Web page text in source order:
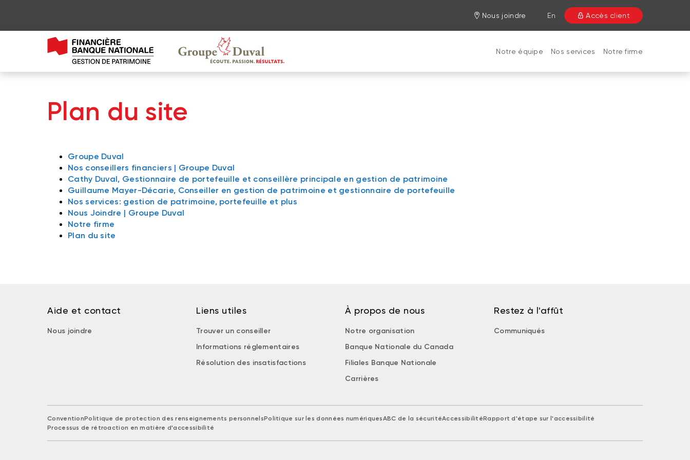
Nous joindre En Accès client
Notre équipe Nos services Notre firme
Plan du site
Groupe Duval
Nos conseillers financiers | Groupe Duval
Cathy Duval, Gestionnaire de portefeuille et conseillère principale en gestion de patrimoine
Guillaume Mayer-Décarie, Conseiller en gestion de patrimoine et gestionnaire de portefeuille
Nos services: gestion de patrimoine, portefeuille et plus
Nous Joindre | Groupe Duval
Notre firme
Plan du site
Aide et contact
Nous joindre
Liens utiles
Trouver un conseiller
Informations réglementaires
Résolution des insatisfactions
À propos de nous
Notre organisation
Banque Nationale du Canada
Filiales Banque Nationale
Carrières
Restez à l'affût
Communiqués
ConventionPolitique de protection des renseignements personnelsPolitique sur les données numériquesABC de la sécuritéAccessibilitéRapport d'étape sur l'accessibilité
Processus de rétroaction en matière d'accessibilité